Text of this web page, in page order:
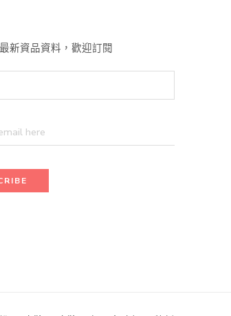
新資品資料，歡迎訂閱